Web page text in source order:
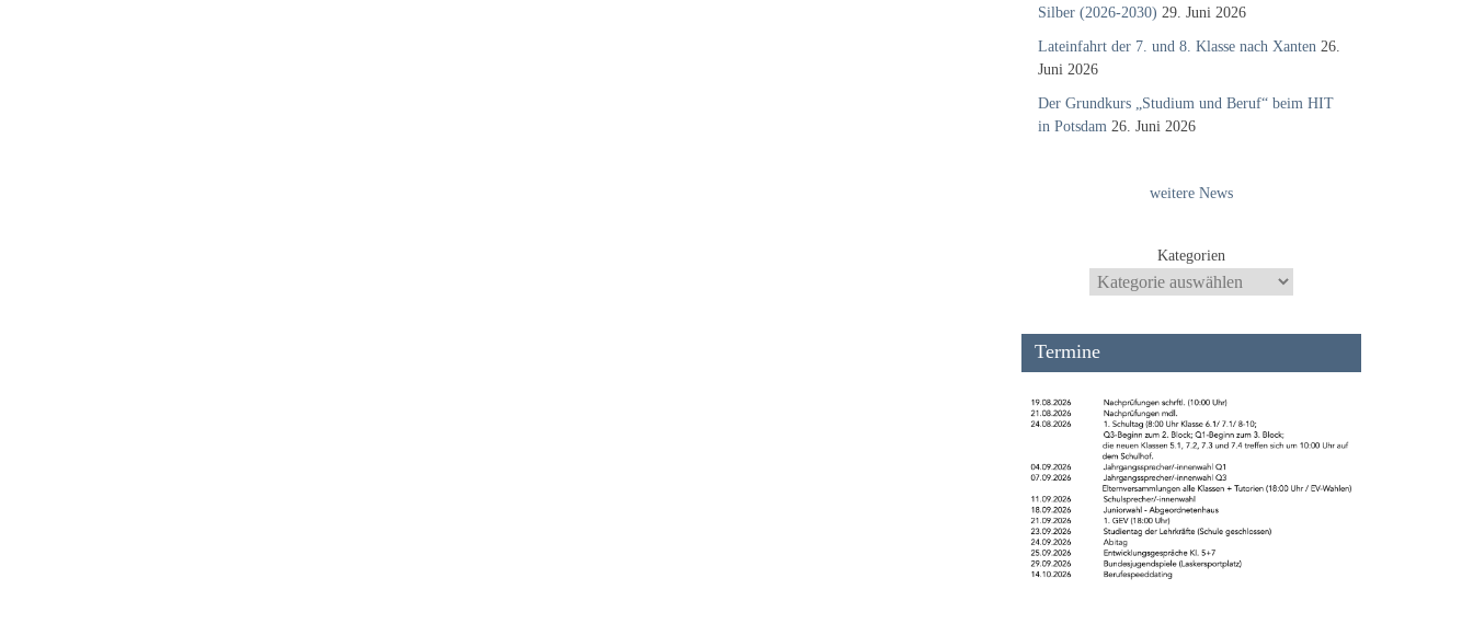
Silber (2026-2030) 29. Juni 2026
Lateinfahrt der 7. und 8. Klasse nach Xanten 26.
Juni 2026
Der Grundkurs „Studium und Beruf“ beim HIT
in Potsdam 26. Juni 2026
weitere News
Kategorien
Termine